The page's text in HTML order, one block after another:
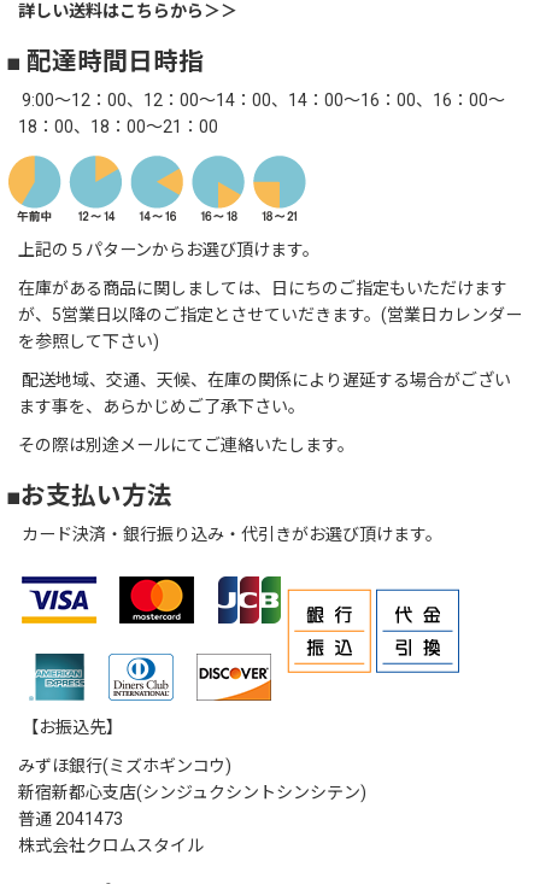
詳しい送料はこちらから＞＞
■ 配達時間日時指
9:00～12：00、12：00～14：00、14：00～16：00、16：00～
18：00、18：00～21：00
上記の５パターンからお選び頂けます。
在庫がある商品に関しましては、日にちのご指定もいただけます
が、5営業日以降のご指定とさせていだきます。(営業日カレンダー
を参照して下さい)
配送地域、交通、天候、在庫の関係により遅延する場合がござい
ます事を、あらかじめご了承下さい。
その際は別途メールにてご連絡いたします。
■お支払い方法
カード決済・銀行振り込み・代引きがお選び頂けます。
【お振込先】
みずほ銀行(ミズホギンコウ)
新宿新都心支店(シンジュクシントシンシテン)
普通 2041473
株式会社クロムスタイル